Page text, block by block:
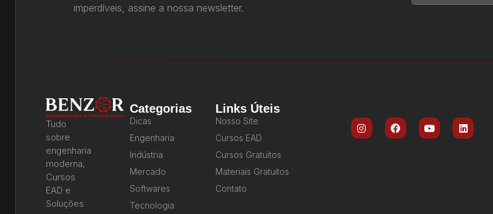
imperdíveis, assine a nossa newsletter.
Tudo
sobre
engenharia
moderna,
Cursos
EAD e
Soluções
Categorias
Dicas
Engenharia
Indústria
Mercado
Softwares
Tecnologia
Links Úteis
Nosso Site
Cursos EAD
Cursos Gratuitos
Materiais Gratuitos
Contato